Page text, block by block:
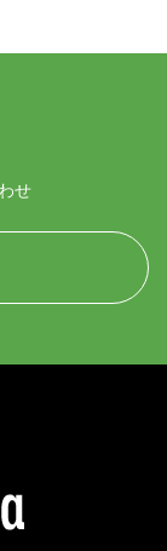
せ